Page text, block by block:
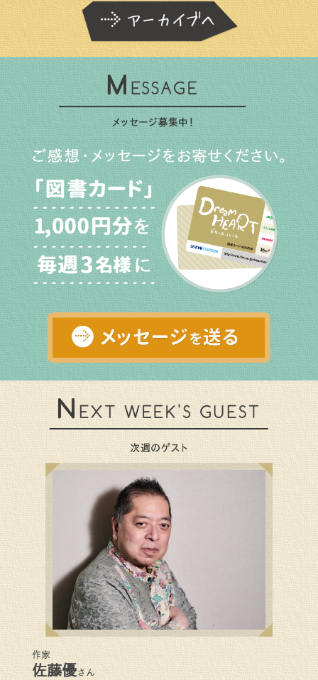
作家
佐藤優さん